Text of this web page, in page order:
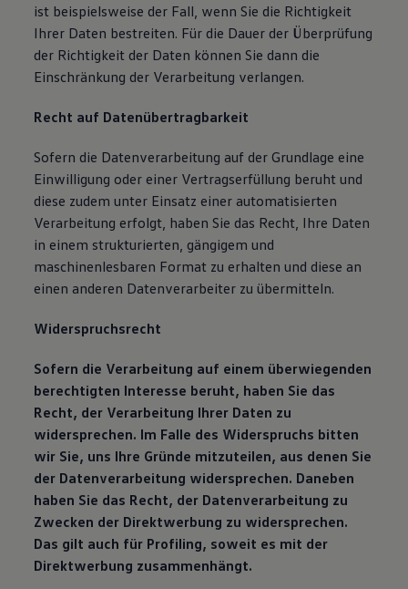
ist beispielsweise der Fall, wenn Sie die Richtigkeit
Ihrer Daten bestreiten. Für die Dauer der Überprüfung
der Richtigkeit der Daten können Sie dann die
Einschränkung der Verarbeitung verlangen.
Recht auf Datenübertragbarkeit
Sofern die Datenverarbeitung auf der Grundlage eine
Einwilligung oder einer Vertragserfüllung beruht und
diese zudem unter Einsatz einer automatisierten
Verarbeitung erfolgt, haben Sie das Recht, Ihre Daten
in einem strukturierten, gängigem und
maschinenlesbaren Format zu erhalten und diese an
einen anderen Datenverarbeiter zu übermitteln.
Widerspruchsrecht
Sofern die Verarbeitung auf einem überwiegenden
berechtigten Interesse beruht, haben Sie das
Recht, der Verarbeitung Ihrer Daten zu
widersprechen. Im Falle des Widerspruchs bitten
wir Sie, uns Ihre Gründe mitzuteilen, aus denen Sie
der Datenverarbeitung widersprechen. Daneben
haben Sie das Recht, der Datenverarbeitung zu
Zwecken der Direktwerbung zu widersprechen.
Das gilt auch für Profiling, soweit es mit der
Direktwerbung zusammenhängt.